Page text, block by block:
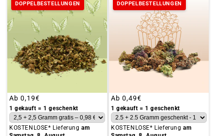
DOPPELBESTELLUNGEN
Üblicher
Preis
Ab 0,19€
1 gekauft = 1 geschenkt
KOSTENLOSE* Lieferungam
DOPPELBESTELLUNGEN
Üblicher
Preis
Ab 0,49€
1 gekauft = 1 geschenkt
KOSTENLOSE* Lieferungam